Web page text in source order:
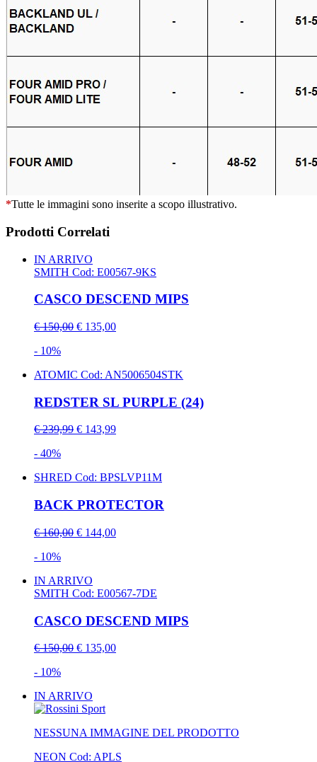
*Tutte le immagini sono inserite a scopo illustrativo.
Prodotti Correlati
IN ARRIVO
SMITH Cod: E00567-9KS
CASCO DESCEND MIPS
€ 150,00 € 135,00
- 10%
ATOMIC Cod: AN5006504STK
REDSTER SL PURPLE (24)
€ 239,99 € 143,99
- 40%
SHRED Cod: BPSLVP11M
BACK PROTECTOR
€ 160,00 € 144,00
- 10%
IN ARRIVO
SMITH Cod: E00567-7DE
CASCO DESCEND MIPS
€ 150,00 € 135,00
- 10%
IN ARRIVO
NESSUNA IMMAGINE DEL PRODOTTO
NEON Cod: APLS